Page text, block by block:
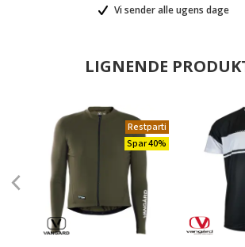
Vi sender alle ugens dage
LIGNENDE
Restparti
Spar 40%